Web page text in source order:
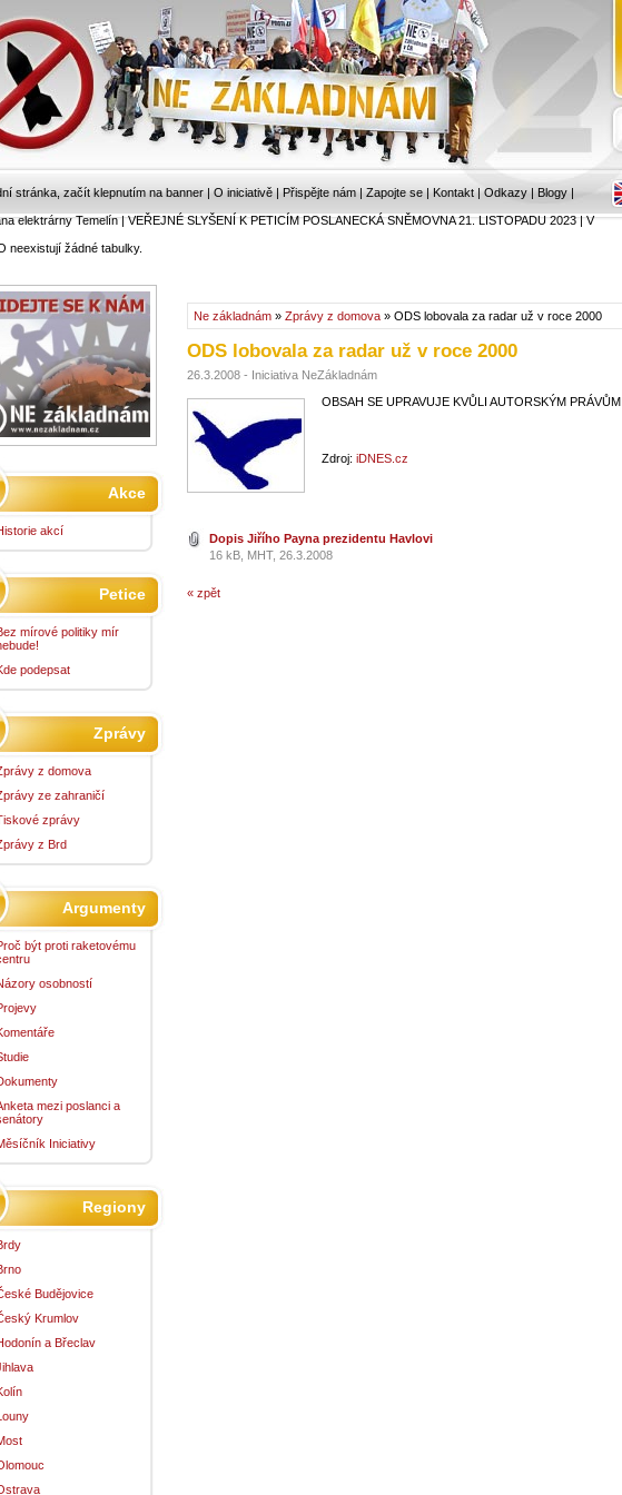
stránka, začít klepnutím na banner | O iniciativě | Přispějte nám | Zapojte se | Kontakt | Odkazy | Blogy |
elektrárny Temelín|VEŘEJNÉ SLYŠENÍ K PETICÍM POSLANECKÁ SNĚMOVNA 21. LISTOPADU 2023|V
neexistují žádné tabulky.
Ne základnám » Zprávy z domova » ODS lobovala za radar už v roce 2000
ODS lobovala za radar už v roce 2000
26.3.2008 - Iniciativa NeZákladnám
OBSAH SE UPRAVUJE KVŮLI AUTORSKÝM PRÁVŮM
Zdroj: iDNES.cz
Dopis Jiřího Payna prezidentu Havlovi
16 kB, MHT, 26.3.2008
« zpět
Akce
akcí
Petice
mírové politiky mír
podepsat
Zprávy
z domova
ze zahraničí
zprávy
z Brd
Argumenty
být proti raketovému
osobností
mezi poslanci a
Iniciativy
Regiony
Budějovice
Krumlov
a Břeclav